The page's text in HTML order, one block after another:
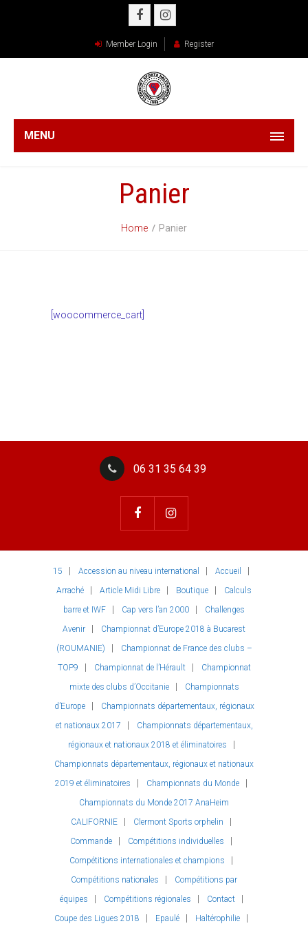
Member Login Register
MENU
Panier
Home Panier
[woocommerce_cart]
06 31 35 64 39
15 Accession au niveau international
Accueil
Arraché
Article Midi Libre Boutique
Calculs
barre et IWF
Cap vers l’an 2000
Challenges
Avenir
Championnat d’Europe 2018 à Bucarest
(ROUMANIE)
Championnat de France des clubs –
TOP9
Championnat de l’Hérault
Championnat
mixte des clubs d’Occitanie
Championnats
d’Europe
Championnats départementaux, régionaux
et nationaux 2017
Championnats départementaux,
régionaux et nationaux 2018 et éliminatoires
Championnats départementaux, régionaux et nationaux
2019 et éliminatoires
Championnats du Monde
Championnats du Monde 2017 AnaHeim
CALIFORNIE
Clermont Sports orphelin
Commande
Compétitions individuelles
Compétitions internationales et champions
Compétitions nationales
Compétitions par
équipes
Compétitions régionales
Contact
Coupe des Ligues 2018
Epaulé Haltérophilie